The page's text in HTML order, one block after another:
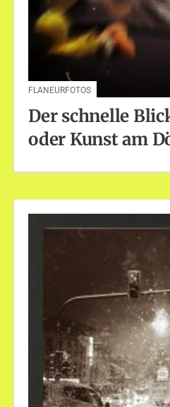
FLANEURFOTOS
Der schnelle
oder Kunst am